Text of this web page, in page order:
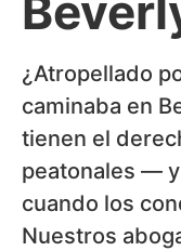
¿Atropellado
caminaba en
tienen el
peatonales —
cuando los
Nuestros